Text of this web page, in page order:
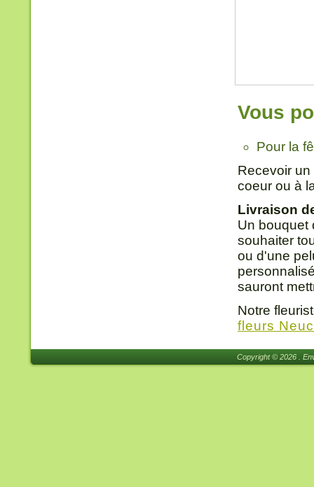
Vous
Pour la
Recevoir
coeur ou à
Livraison
Un bouquet
souhaiter
ou d'une
sauront
Notre
fleurs
Copyright © 2026 .